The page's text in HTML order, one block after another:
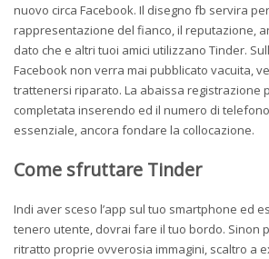
nuovo circa Facebook. Il disegno fb servira
rappresentazione del fianco, il reputazione,
dato che e altri tuoi amici utilizzano Tinder.
Facebook non verra mai pubblicato vacuita,
trattenersi riparato. La abaissa registrazione
completata inserendo ed il numero di
essenziale, ancora fondare la collocazione.
Come sfruttare Tinder
Indi aver sceso l’app sul tuo smartphone ed
tenero utente, dovrai fare il tuo bordo. Sinon
ritratto proprie ovverosia immagini, scaltro a